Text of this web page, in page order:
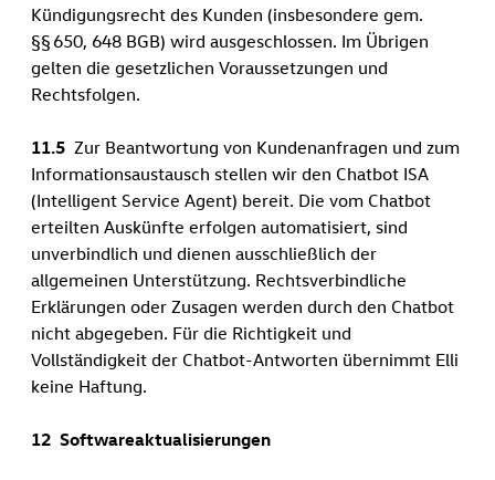
Kündigungsrecht des Kunden (insbesondere gem.
§§ 650, 648 BGB) wird ausgeschlossen. Im Übrigen
gelten die gesetzlichen Voraussetzungen und
Rechtsfolgen.
11.5 Zur Beantwortung von Kundenanfragen und zum
Informationsaustausch stellen wir den Chatbot ISA
(Intelligent Service Agent) bereit. Die vom Chatbot
erteilten Auskünfte erfolgen automatisiert, sind
unverbindlich und dienen ausschließlich der
allgemeinen Unterstützung. Rechtsverbindliche
Erklärungen oder Zusagen werden durch den Chatbot
nicht abgegeben. Für die Richtigkeit und
Vollständigkeit der Chatbot-Antworten übernimmt Elli
keine Haftung.
12 Softwareaktualisierungen